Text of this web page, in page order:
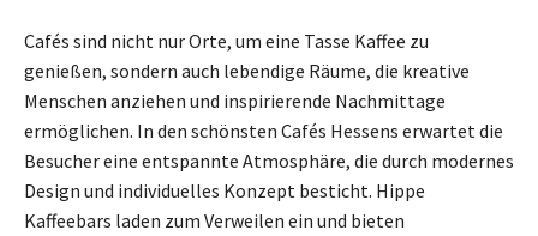
Cafés sind nicht nur Orte, um eine Tasse Kaffee zu
genießen, sondern auch lebendige Räume, die kreative
Menschen anziehen und inspirierende Nachmittage
ermöglichen. In den schönsten Cafés Hessens erwartet die
Besucher eine entspannte Atmosphäre, die durch modernes
Design und individuelles Konzept besticht. Hippe
Kaffeebars laden zum Verweilen ein und bieten